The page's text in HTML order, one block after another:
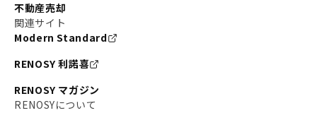
不動産売却
関連サイト
Modern Standard
RENOSY 利諾喜
RENOSY マガジン
RENOSYについて